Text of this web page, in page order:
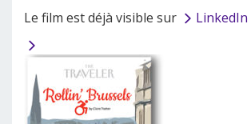
Le film est déjà visible sur
LinkedIn